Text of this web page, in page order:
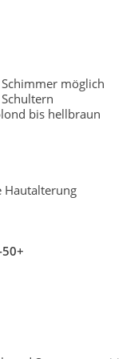
möglich
bis hellbraun
Hautalterung